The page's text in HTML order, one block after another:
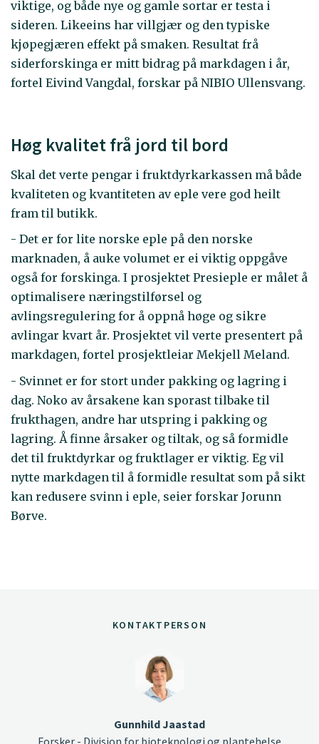
viktige, og både nye og gamle sortar er testa i
sideren. Likeeins har villgjær og den typiske
kjøpegjæren effekt på smaken. Resultat frå
siderforskinga er mitt bidrag på markdagen i år,
fortel Eivind Vangdal, forskar på NIBIO Ullensvang.
Høg kvalitet frå jord til bord
Skal det verte pengar i fruktdyrkarkassen må både
kvaliteten og kvantiteten av eple vere god heilt
fram til butikk.
- Det er for lite norske eple på den norske
marknaden, å auke volumet er ei viktig oppgåve
også for forskinga. I prosjektet Presieple er målet å
optimalisere næringstilførsel og
avlingsregulering for å oppnå høge og sikre
avlingar kvart år. Prosjektet vil verte presentert på
markdagen, fortel prosjektleiar Mekjell Meland.
- Svinnet er for stort under pakking og lagring i
dag. Noko av årsakene kan sporast tilbake til
frukthagen, andre har utspring i pakking og
lagring. Å finne årsaker og tiltak, og så formidle
det til fruktdyrkar og fruktlager er viktig. Eg vil
nytte markdagen til å formidle resultat som på sikt
kan redusere svinn i eple, seier forskar Jorunn
Børve.
KONTAKTPERSON
Gunnhild Jaastad